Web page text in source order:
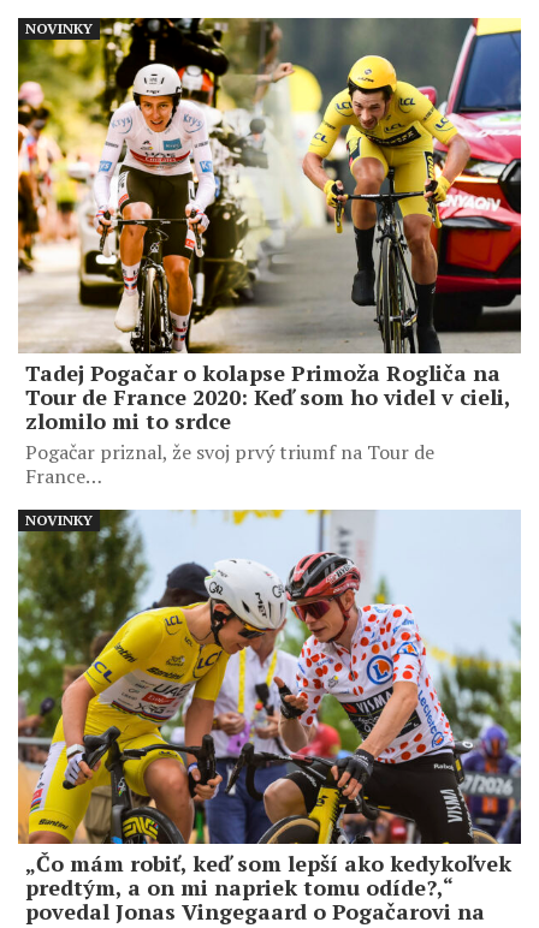
Tadej Pogačar o kolapse Primoža Rogliča na
Tour de France 2020: Keď som ho videl v cieli,
zlomilo mi to srdce
Pogačar priznal, že svoj prvý triumf na Tour de
France…
NOVINKY
„Čo mám robiť, keď som lepší ako kedykoľvek
predtým, a on mi napriek tomu odíde?,“
povedal Jonas Vingegaard o Pogačarovi na
NOVINKY